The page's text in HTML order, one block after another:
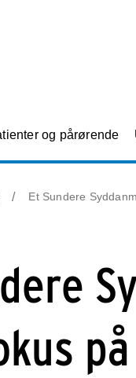
og pårørende
Et Sundere